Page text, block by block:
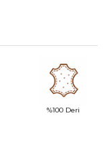
%100 Deri